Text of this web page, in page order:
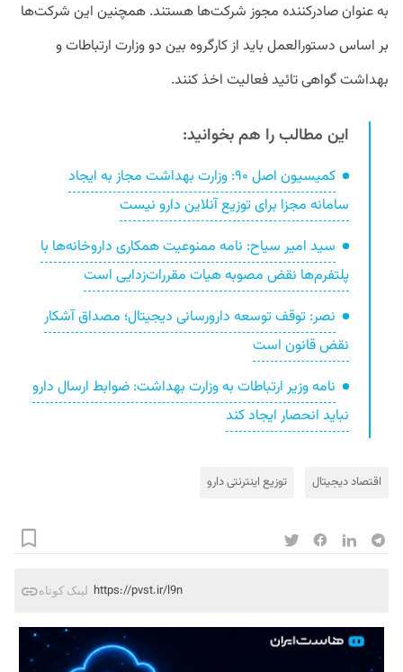
به عنوان صادرکننده مجوز شرکت‌ها هستند. همچنین این شرکت‌ها
بر اساس دستورالعمل باید از کارگروه بین دو وزارت ارتباطات و
بهداشت گواهی تائید فعالیت اخذ کنند.
این مطالب را هم بخوانید:
کمیسیون اصل ۹۰: وزارت بهداشت مجاز به ایجاد
سامانه مجزا برای توزیع آنلاین دارو نیست
سید امیر سیاح: نامه ممنوعیت همکاری داروخانه‌ها با
پلتفرم‌ها نقض مصوبه هیات مقررات‌زدایی است
نصر: توقف توسعه دارورسانی دیجیتال؛ مصداق آشکار
نقض قانون است
نامه وزیر ارتباطات به وزارت بهداشت: ضوابط ارسال دارو
نباید انحصار ایجاد کند
اقتصاد دیجیتال توزیع اینترنتی دارو
لینک کوتاه https://pvst.ir/l9n